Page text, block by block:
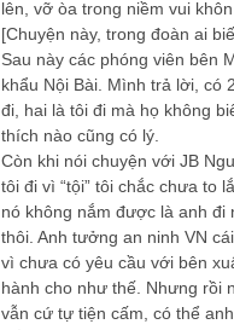
lên, vỡ òa trong niềm vui
[Chuyện này, trong đoàn ai
Sau này các phóng viên bên
khẩu Nội Bài. Mình trả lời, có
đi, hai là tôi đi mà họ không
thích nào cũng có lý.
Còn khi nói chuyện với JB
tôi đi vì “tội” tôi chắc chưa to
nó không nắm được là anh
thôi. Anh tưởng an ninh VN
vì chưa có yêu cầu với bên
hành cho như thế. Nhưng rồi
vẫn cứ tự tiện cấm, có thể